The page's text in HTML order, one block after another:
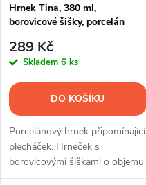
Hrnek Tina, 380 ml,
borovicové šišky, porcelán
289 Kč
Skladem 6 ks
DO KOŠÍKU
Porcelánový hrnek připomínající
plecháček. Hrneček s
borovicovými šiškami o objemu
380 ml.